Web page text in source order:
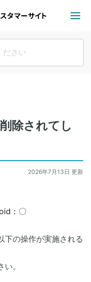
除されてし
2026年7月13日 更新
：〇
下の操作が実施される
。